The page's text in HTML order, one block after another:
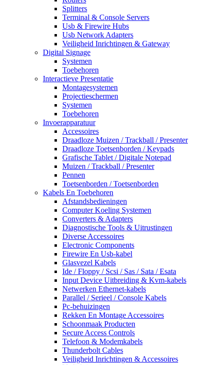
Splitters
Terminal & Console Servers
Usb & Firewire Hubs
Usb Network Adapters
Veiligheid Inrichtingen & Gateway
Digital Signage
Systemen
Toebehoren
Interactieve Presentatie
Montagesystemen
Projectieschermen
Systemen
Toebehoren
Invoerapparatuur
Accessoires
Draadloze Muizen / Trackball / Presenter
Draadloze Toetsenborden / Keypads
Grafische Tablet / Digitale Notepad
Muizen / Trackball / Presenter
Pennen
Toetsenborden / Toetsenborden
Kabels En Toebehoren
Afstandsbedieningen
Computer Koeling Systemen
Converters & Adapters
Diagnostische Tools & Uitrustingen
Diverse Accessoires
Electronic Components
Firewire En Usb-kabel
Glasvezel Kabels
Ide / Floppy / Scsi / Sas / Sata / Esata
Input Device Uitbreiding & Kvm-kabels
Netwerken Ethernet-kabels
Parallel / Serieel / Console Kabels
Pc-behuizingen
Rekken En Montage Accessoires
Schoonmaak Producten
Secure Access Controls
Telefoon & Modemkabels
Thunderbolt Cables
Veiligheid Inrichtingen & Accessoires